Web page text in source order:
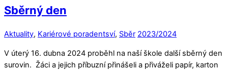
Sběrný den
Aktuality, Kariérové poradentsví, Sběr 2023/2024
V úterý 16. dubna 2024 proběhl na naší škole další sběrný den
surovin. Žáci a jejich příbuzní přinášeli a přiváželi papír, karton